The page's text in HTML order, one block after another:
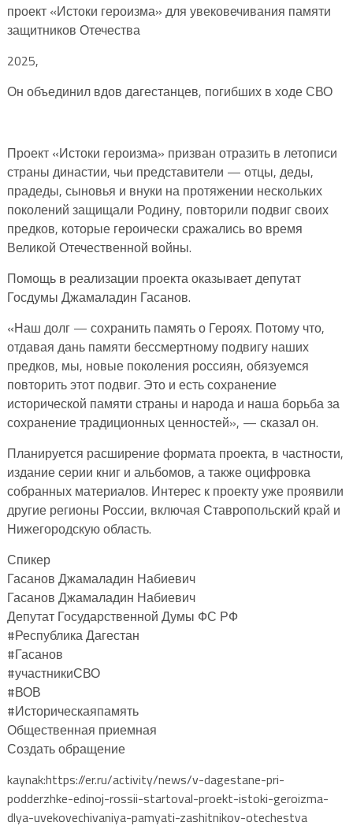
проект «Истоки героизма» для увековечивания памяти
защитников Отечества
2025,
Он объединил вдов дагестанцев, погибших в ходе СВО
Проект «Истоки героизма» призван отразить в летописи
страны династии, чьи представители — отцы, деды,
прадеды, сыновья и внуки на протяжении нескольких
поколений защищали Родину, повторили подвиг своих
предков, которые героически сражались во время
Великой Отечественной войны.
Помощь в реализации проекта оказывает депутат
Госдумы Джамаладин Гасанов.
«Наш долг — сохранить память о Героях. Потому что,
отдавая дань памяти бессмертному подвигу наших
предков, мы, новые поколения россиян, обязуемся
повторить этот подвиг. Это и есть сохранение
исторической памяти страны и народа и наша борьба за
сохранение традиционных ценностей», — сказал он.
Планируется расширение формата проекта, в частности,
издание серии книг и альбомов, а также оцифровка
собранных материалов. Интерес к проекту уже проявили
другие регионы России, включая Ставропольский край и
Нижегородскую область.
Спикер
Гасанов Джамаладин Набиевич
Гасанов Джамаладин Набиевич
Депутат Государственной Думы ФС РФ
#Республика Дагестан
#Гасанов
#участникиСВО
#ВОВ
#Историческаяпамять
Общественная приемная
Создать обращение
kaynak:https://er.ru/activity/news/v-dagestane-pri-
podderzhke-edinoj-rossii-startoval-proekt-istoki-geroizma-
dlya-uvekovechivaniya-pamyati-zashitnikov-otechestva